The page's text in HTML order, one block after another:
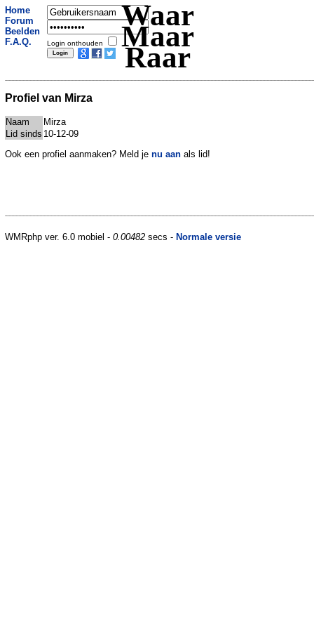
Home
Forum
Beelden
F.A.Q.
Login onthouden
Waar
Maar
Raar
Profiel van Mirza
Naam
Mirza
Lid sinds 10-12-09
Ook een profiel aanmaken? Meld je nu aan als lid!
WMRphp ver. 6.0 mobiel - 0.00482 secs - Normale versie